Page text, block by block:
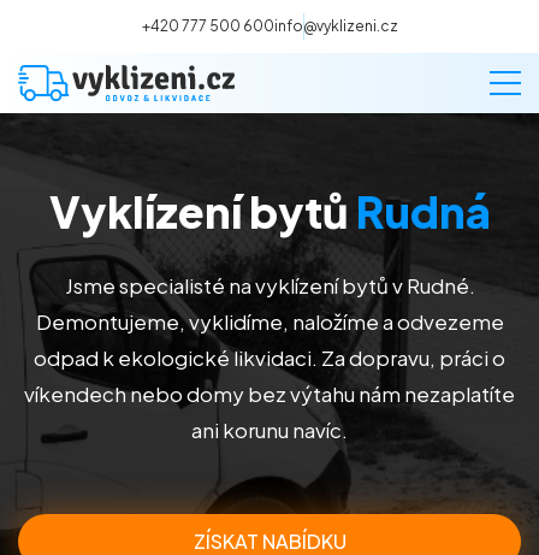
+420 777 500 600info@vyklizeni.cz
Vyklízení
Stěhování
Malování
Deratizace a dezinsekce
Vyklízení bytů Rudná
Jsme specialisté na vyklízení bytů v Rudné.
Demontujeme, vyklidíme, naložíme a odvezeme
odpad k ekologické likvidaci. Za dopravu, práci o
víkendech nebo domy bez výtahu nám nezaplatíte
ani korunu navíc.
ZÍSKAT NABÍDKU